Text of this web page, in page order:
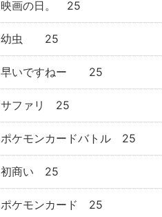
映画の日。 25
幼虫 25
早いですねー 25
サファリ 25
ポケモンカードバトル 25
初商い 25
ポケモンカード 25